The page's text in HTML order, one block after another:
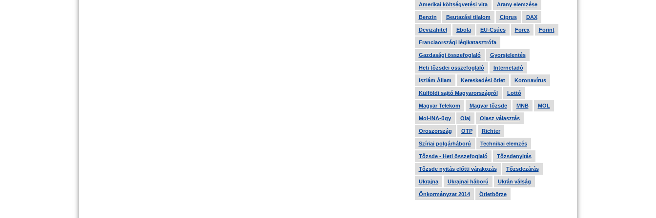
Amerikai költségvetési vita Arany elemzése
Benzin Beutazási tilalom Ciprus DAX
Devizahitel Ebola EU-Csúcs Forex Forint
Franciaországi légikatasztrófa
Gazdasági összefoglaló Gyorsjelentés
Heti tőzsdei összefoglaló Internetadó
Iszlám Állam Kereskedési ötlet Koronavírus
Külföldi sajtó Magyarországról Lottó
Magyar Telekom Magyar tőzsde MNB MOL
Mol-INA-ügy Olaj Olasz választás
Oroszország OTP Richter
Szíriai polgárháború Technikai elemzés
Tőzsde - Heti összefoglaló Tőzsdenyitás
Tőzsde nyitás előtti várakozás Tőzsdezárás
Ukrajna Ukrajnai háború Ukrán válság
Önkormányzat 2014 Ötletbörze